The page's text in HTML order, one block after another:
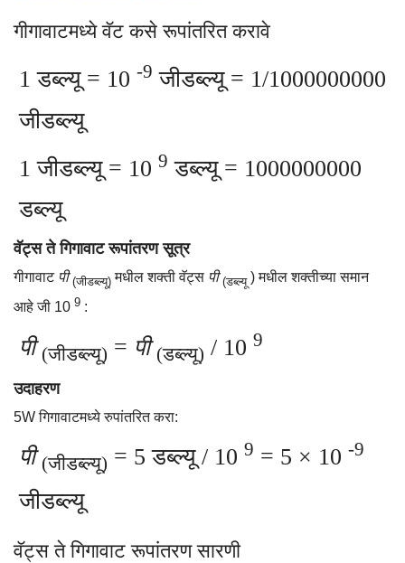
गीगावाटमध्ये वॅट कसे रूपांतरित करावे
1 डब्ल्यू = 10 -9 जीडब्ल्यू = 1/1000000000
जीडब्ल्यू
1 जीडब्ल्यू = 10 9 डब्ल्यू = 1000000000
डब्ल्यू
वॅट्स ते गिगावाट रूपांतरण सूत्र
गीगावाट पी(जीडब्ल्यू) मधील शक्ती वॅट्स पी(डब्ल्यू) मधील शक्तीच्या समान
आहे जी 10 9 :
पी(जीडब्ल्यू) = पी(डब्ल्यू) / 10 9
उदाहरण
5W गिगावाटमध्ये रुपांतरित करा:
पी(जीडब्ल्यू) = 5 डब्ल्यू / 10 9 = 5 × 10 -9
जीडब्ल्यू
वॅट्स ते गिगावाट रूपांतरण सारणी